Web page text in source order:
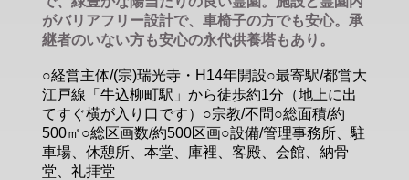
がバリアフリー設計で、車椅子の方でも安心。承
継者のいない方も安心の永代供養塔もあり。
○経営主体/(宗)瑞光寺・H14年開設○最寄駅/都営大
江戸線「牛込柳町駅」から徒歩約1分（地上に出
てすぐ横が入り口です）○宗教/不問○総面積/約
500㎡○総区画数/約500区画○設備/管理事務所、駐
車場、休憩所、本堂、庫裡、客殿、会館、納骨
堂、礼拝堂